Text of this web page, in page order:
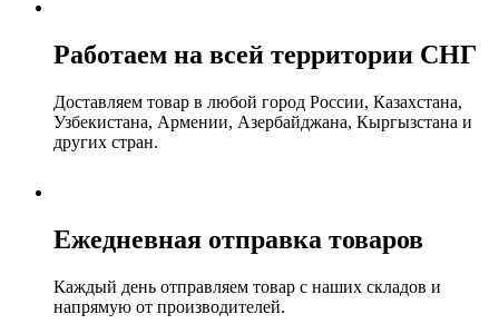
Работаем на всей территории СНГ
Доставляем товар в любой город России, Казахстана,
Узбекистана, Армении, Азербайджана, Кыргызстана и
других стран.
Ежедневная отправка товаров
Каждый день отправляем товар с наших складов и
напрямую от производителей.